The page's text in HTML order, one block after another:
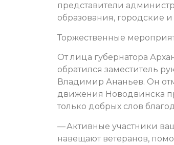
представители
образования, городские
Торжественные
От лица губернатора
обратился заместитель
Владимир Ананьев. Он
движения Новодвинска
только добрых слов
— Активные участники
навещают ветеранов,